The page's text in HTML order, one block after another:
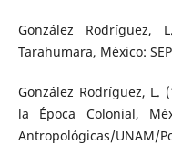
González Rodríguez,
Tarahumara, México:
González Rodríguez, L.
la Época Colonial,
Antropológicas/UNAM/